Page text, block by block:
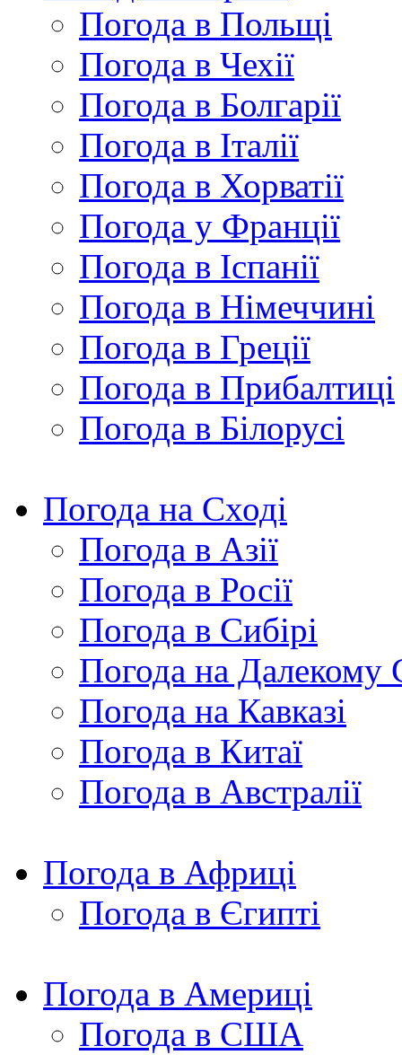
Погода в Польщі
Погода в Чехії
Погода в Болгарії
Погода в Італії
Погода в Хорватії
Погода у Франції
Погода в Іспанії
Погода в Німеччині
Погода в Греції
Погода в Прибалтиці
Погода в Білорусі
Погода на Сході
Погода в Азії
Погода в Росії
Погода в Сибірі
Погода на Далекому
Погода на Кавказі
Погода в Китаї
Погода в Австралії
Погода в Африці
Погода в Єгипті
Погода в Америці
Погода в США